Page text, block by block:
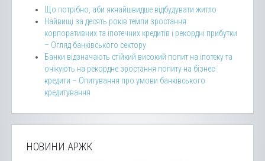
Що потрібно, аби якнайшвидше відбудувати житло
Найвищі за десять років темпи зростання
корпоративних та іпотечних кредитів і рекордні прибутки
– Огляд банківського сектору
Банки відзначають стійкий високий попит на іпотеку та
очікують на рекордне зростання попиту на бізнес-
кредити – Опитування про умови банківського
кредитування
НОВИНИ АРЖК